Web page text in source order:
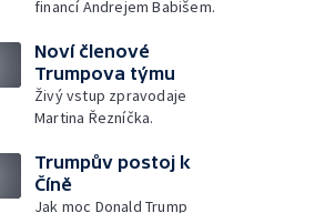
financí Andrejem Babišem.
Noví členové
Trumpova týmu
Živý vstup zpravodaje
Martina Řezníčka.
Trumpův postoj k
Číně
Jak moc Donald Trump